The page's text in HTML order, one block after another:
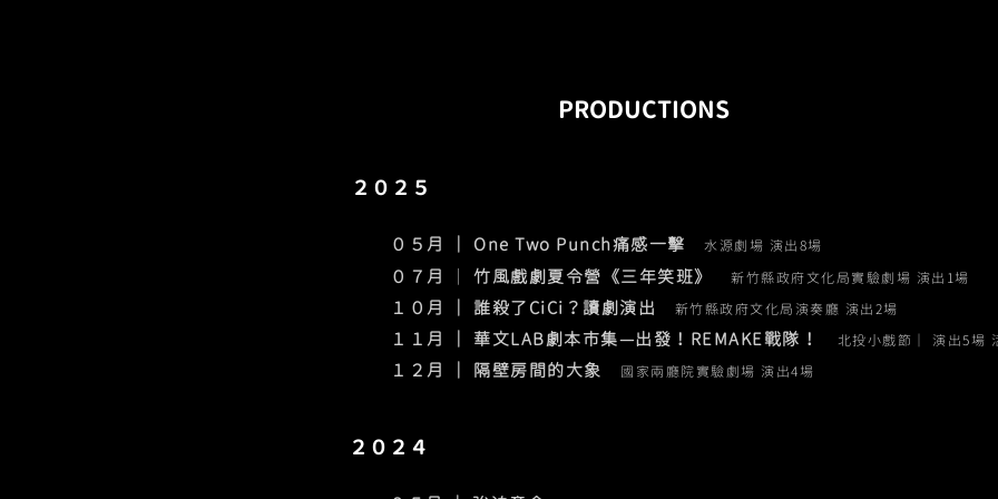
PRODUCTIONS
２０２５
０５月 ｜ One Two Punch痛感一擊 水源劇場 演出8場​
０７月 竹風戲劇夏令營《三年笑班》 新竹縣政府文化局實驗劇場 演出1場
１０月 ｜ 誰殺了CiCi？讀劇演出 新竹縣政府文化局演奏廳 演出2場
​１１月 ｜ 華文LAB劇本市集—出發！REMAKE戰隊！ 北投小戲節｜ 演出5場
​１２月 ｜ 隔壁房間的大象 國家兩廳院實驗劇場 演出4場
２０２４